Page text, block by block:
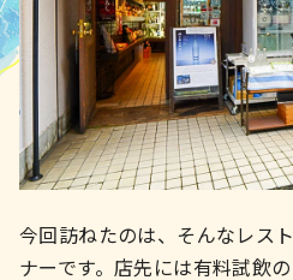
今回訪ねたのは、そんなレス
ナーです。店先には有料試飲